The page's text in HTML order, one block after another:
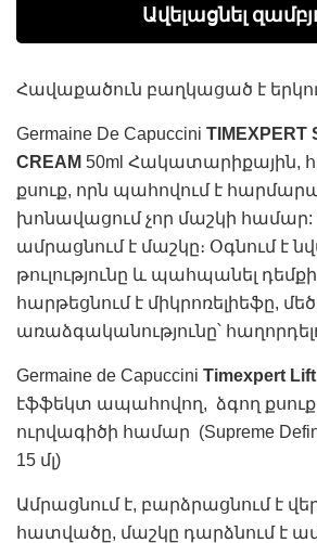
Ավելացնել
Հավաքածուն բաղկացած է
Germaine De Capuccini TIMEXPERT
CREAM 50ml Հակատարիքային,
քսուք, որն պահովում է
խոնավացում չոր մաշկի
ամրացնում է մաշկը։ Օգնում է
թուլությունը և պահպանել դեմքի
հարթեցնում է միկրոռելիեֆը,
առաձգականությունը՝
Germaine de Capuccini Timexpert
էֆֆեկտ ապահովող, ձգող քսուք
ուրվագիծի համար (Supreme
15 մլ)
Ամրացնում է, բարձրացնում է
հատվածը, մաշկը դարձնում է